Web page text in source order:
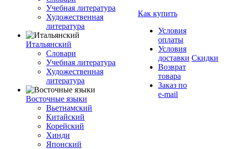
Учебная литература
Художественная
литература
Итальянский
Словари
Учебная литература
Художественная
литература
Восточные языки
Вьетнамский
Китайский
Корейский
Хинди
Японский
Как купить
Условия
оплаты
Условия
доставки
Возврат
товара
Заказ по
e-mail
Скидки